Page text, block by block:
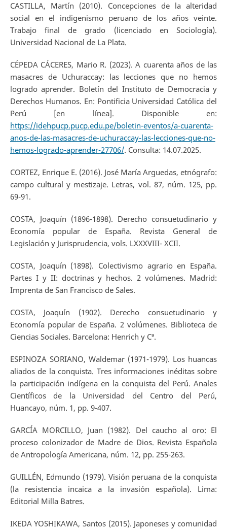
CASTILLA, Martín (2010). Concepciones de la alteridad
social en el indigenismo peruano de los años veinte.
Trabajo final de grado (licenciado en Sociología).
Universidad Nacional de La Plata.
CÉPEDA CÁCERES, Mario R. (2023). A cuarenta años de las
masacres de Uchuraccay: las lecciones que no hemos
logrado aprender. Boletín del Instituto de Democracia y
Derechos Humanos. En: Pontificia Universidad Católica del
Perú [en línea]. Disponible en:
https://idehpucp.pucp.edu.pe/boletin-eventos/a-cuarenta-
anos-de-las-masacres-de-uchuraccay-las-lecciones-que-no-
hemos-logrado-aprender-27706/. Consulta: 14.07.2025.
CORTEZ, Enrique E. (2016). José María Arguedas, etnógrafo:
campo cultural y mestizaje. Letras, vol. 87, núm. 125, pp.
69-91.
COSTA, Joaquín (1896-1898). Derecho consuetudinario y
Economía popular de España. Revista General de
Legislación y Jurisprudencia, vols. LXXXVIII- XCII.
COSTA, Joaquín (1898). Colectivismo agrario en España.
Partes I y II: doctrinas y hechos. 2 volúmenes. Madrid:
Imprenta de San Francisco de Sales.
COSTA, Joaquín (1902). Derecho consuetudinario y
Economía popular de España. 2 volúmenes. Biblioteca de
Ciencias Sociales. Barcelona: Henrich y Cª.
ESPINOZA SORIANO, Waldemar (1971-1979). Los huancas
aliados de la conquista. Tres informaciones inéditas sobre
la participación indígena en la conquista del Perú. Anales
Científicos de la Universidad del Centro del Perú,
Huancayo, núm. 1, pp. 9-407.
GARCÍA MORCILLO, Juan (1982). Del caucho al oro: El
proceso colonizador de Madre de Dios. Revista Española
de Antropología Americana, núm. 12, pp. 255-263.
GUILLÉN, Edmundo (1979). Visión peruana de la conquista
(la resistencia incaica a la invasión española). Lima:
Editorial Milla Batres.
IKEDA YOSHIKAWA, Santos (2015). Japoneses y comunidad